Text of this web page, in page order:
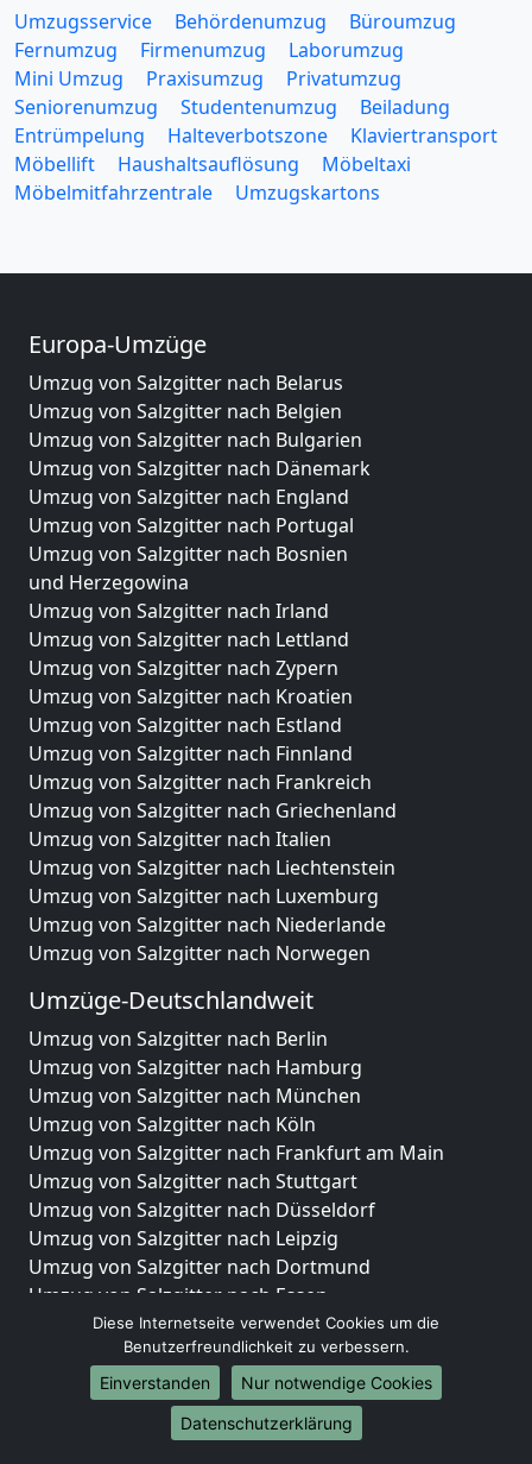
Umzugsservice Behördenumzug
Büroumzug
Fernumzug
Firmenumzug
Laborumzug
Mini Umzug
Praxisumzug
Privatumzug
Seniorenumzug
Studentenumzug
Beiladung
Entrümpelung
Halteverbotszone
Klaviertransport
Möbellift
Haushaltsauflösung
Möbeltaxi
Möbelmitfahrzentrale
Umzugskartons
Europa-Umzüge
Umzug von Salzgitter nach Belarus
Umzug von Salzgitter nach Belgien
Umzug von Salzgitter nach Bulgarien
Umzug von Salzgitter nach Dänemark
Umzug von Salzgitter nach England
Umzug von Salzgitter nach Portugal
Umzug von Salzgitter nach Bosnien
und Herzegowina
Umzug von Salzgitter nach Irland
Umzug von Salzgitter nach Lettland
Umzug von Salzgitter nach Zypern
Umzug von Salzgitter nach Kroatien
Umzug von Salzgitter nach Estland
Umzug von Salzgitter nach Finnland
Umzug von Salzgitter nach Frankreich
Umzug von Salzgitter nach Griechenland
Umzug von Salzgitter nach Italien
Umzug von Salzgitter nach Liechtenstein
Umzug von Salzgitter nach Luxemburg
Umzug von Salzgitter nach Niederlande
Umzug von Salzgitter nach Norwegen
Umzüge-Deutschlandweit
Umzug von Salzgitter nach Berlin
Umzug von Salzgitter nach Hamburg
Umzug von Salzgitter nach München
Umzug von Salzgitter nach Köln
Umzug von Salzgitter nach Frankfurt am Main
Umzug von Salzgitter nach Stuttgart
Umzug von Salzgitter nach Düsseldorf
Umzug von Salzgitter nach Leipzig
Umzug von Salzgitter nach Dortmund
Umzug von Salzgitter nach Essen
Umzug von Salzgitter nach Bremen
Umzug von Salzgitter nach Dresden
Umzug von Salzgitter nach Hannover
Umzug von Salzgitter nach Nürnberg
Umzug von Salzgitter nach Duisburg
Diese Internetseite verwendet Cookies um die
Benutzerfreundlichkeit zu verbessern.
Einverstanden
Nur notwendige Cookies
Datenschutzerklärung